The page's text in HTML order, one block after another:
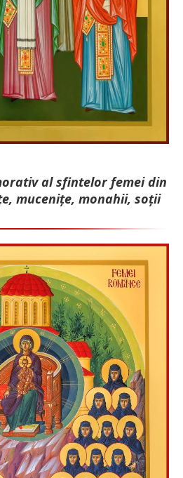
al sfintelor femei din
mu­cenițe, monahii, soții